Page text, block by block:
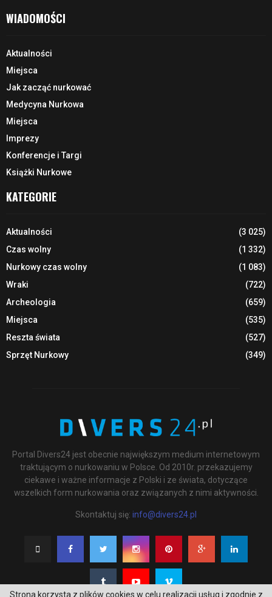
WIADOMOŚCI
Aktualności
Miejsca
Jak zacząć nurkować
Medycyna Nurkowa
Miejsca
Imprezy
Konferencje i Targi
Książki Nurkowe
KATEGORIE
Aktualności
(3 025)
Czas wolny
(1 332)
Nurkowy czas wolny
(1 083)
Wraki
(722)
Archeologia
(659)
Miejsca
(535)
Reszta świata
(527)
Sprzęt Nurkowy
(349)
Portal Divers24 jest obecnie największym medium internetowym
traktującym o nurkowaniu w Polsce. Od 2010r. przekazujemy
ciekawe i ważne informacje z Polski i ze świata, dotyczące
wszelkich form nurkowania oraz związanych z nimi aktywności.
Skontaktuj się: info@divers24.pl
Strona korzysta z plików cookies w celu realizacji usług i zgodnie z